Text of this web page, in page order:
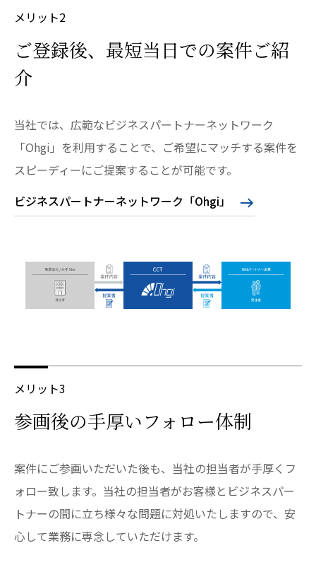
メリット2
ご登録後、最短当日での案件ご紹
介
当社では、広範なビジネスパートナーネットワーク
「Ohgi」を利用することで、ご希望にマッチする案件を
スピーディーにご提案することが可能です。
ビジネスパートナーネットワーク「Ohgi」
メリット3
参画後の手厚いフォロー体制
案件にご参画いただいた後も、当社の担当者が手厚くフ
ォロー致します。当社の担当者がお客様とビジネスパー
トナーの間に立ち様々な問題に対処いたしますので、安
心して業務に専念していただけます。